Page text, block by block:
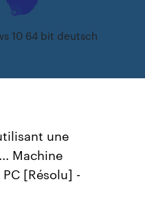
10 64 bit deutsch
une
Machine
[Résolu] -